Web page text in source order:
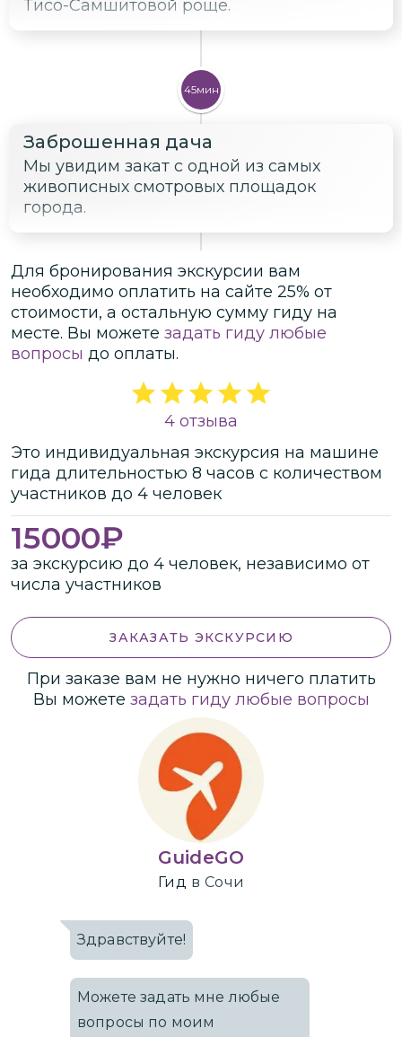
Тисо-Самшитовой роще.
45мин
Заброшенная дача
Мы увидим закат с одной из самых
живописных смотровых площадок
города.
Для бронирования экскурсии вам
необходимо оплатить на сайте 25% от
стоимости, а остальную сумму гиду на
месте. Вы можете задать гиду любые
вопросы до оплаты.
4 отзыва
Это индивидуальная экскурсия на машине
гида длительностью 8 часов с количеством
участников до 4 человек
15000₽
за экскурсию до 4 человек, независимо от
числа участников
ЗАКАЗАТЬ ЭКСКУРСИЮ
При заказе вам не нужно ничего платить
Вы можете задать гиду любые вопросы
GuideGO
Гид в Сочи
Здравствуйте!
Можете задать мне любые
вопросы по моим